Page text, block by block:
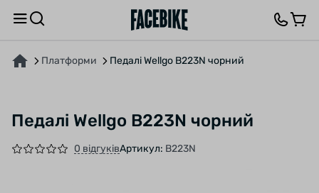
Платформи Педалі Wellgo B223N чорний
Педалі Wellgo B223N чорний
0 відгуківАртикул: B223N
ПРО ТОВАР ХАРАКТЕРИСТИКИОПИС ВІДГУКИ ТА ЗАПИТАННЯ